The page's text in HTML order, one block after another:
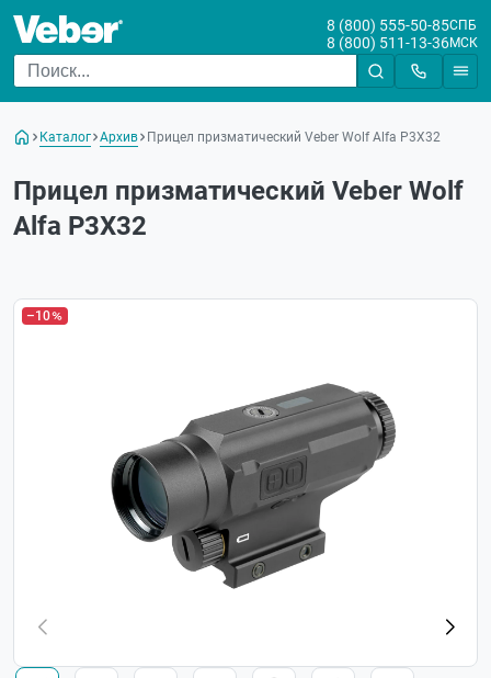
8 (800) 555-50-85СПБ
8 (800) 511-13-36МСК
Каталог Архив Прицел призматический Veber Wolf Alfa P3X32
Прицел призматический Veber Wolf
Alfa P3X32
–10